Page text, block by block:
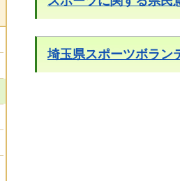
埼玉県スポーツボラン